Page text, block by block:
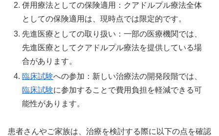
併用療法としての保険適用：クアドルプル療法全体
としての保険適用は、現時点では限定的です。
先進医療としての取り扱い：一部の医療機関では、
先進医療としてクアドルプル療法を提供している場
合があります。
臨床試験への参加：新しい治療法の開発段階では、
臨床試験に参加することで費用負担を軽減できる可
能性があります。
患者さんやご家族は、治療を検討する際に以下の点を確認